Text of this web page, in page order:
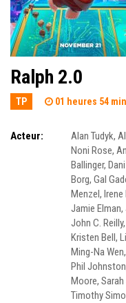
Ralph 2.0
TP 01 heures 54
Acteur: Alan Tudyk,
Noni Rose,
Ballinger,
Borg, Gal
Menzel, Irene
Jamie Elman,
John C. Reilly,
Kristen Bell,
Ming-Na Wen,
Phil Johnston
Moore,
Timothy